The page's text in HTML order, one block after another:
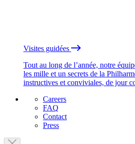
Visites guidées
Tout au long de l’année, notre
les mille et un secrets de la
instructives et conviviales, de jour
Careers
FAQ
Contact
Press